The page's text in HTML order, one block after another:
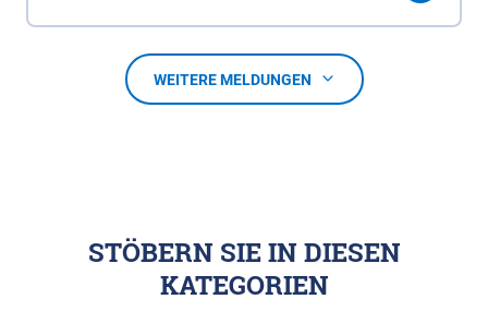
WEITERE MELDUNGEN
STÖBERN SIE IN DIESEN
KATEGORIEN